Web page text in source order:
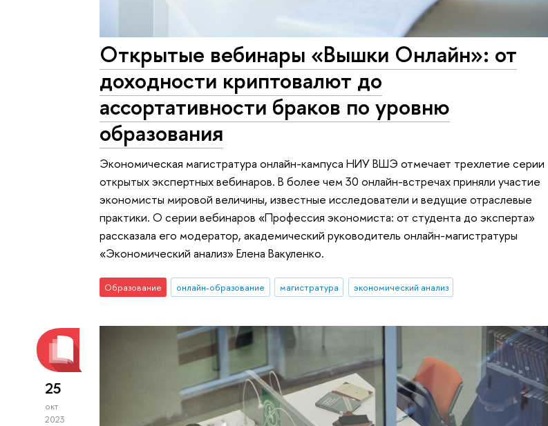
Открытые вебинары «Вышки Онлайн»: от
доходности криптовалют до
ассортативности браков по уровню
образования
Экономическая магистратура онлайн-кампуса НИУ ВШЭ отмечает трехлетие серии
открытых экспертных вебинаров. В более чем 30 онлайн-встречах приняли участие
экономисты мировой величины, известные исследователи и ведущие отраслевые
практики. О серии вебинаров «Профессия экономиста: от студента до эксперта»
рассказала его модератор, академический руководитель онлайн-магистратуры
«Экономический анализ» Елена Вакуленко.
Образование онлайн-образование магистратура экономический анализ
25
окт
2023